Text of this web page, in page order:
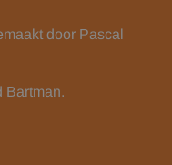
door Pascal
Bartman.